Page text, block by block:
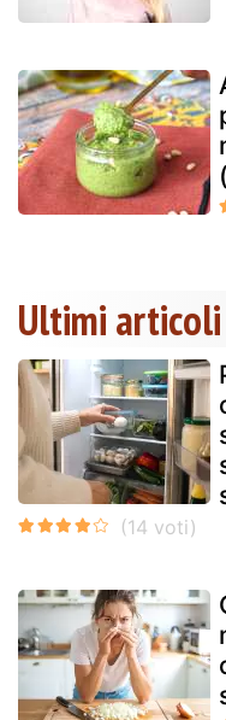
Ultimi articoli